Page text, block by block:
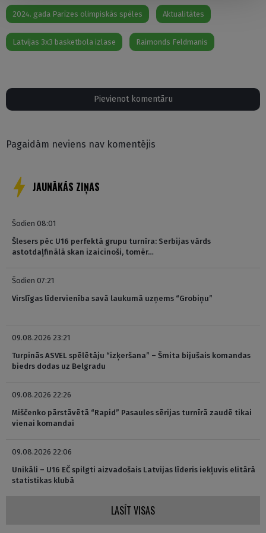
2024. gada Parīzes olimpiskās spēles Aktualitātes
Latvijas 3x3 basketbola izlase Raimonds Feldmanis
Pievienot komentāru
Pagaidām neviens nav komentējis
JAUNĀKĀS ZIŅAS
Šodien 08:01
Šlesers pēc U16 perfektā grupu turnīra: Serbijas vārds
astotdaļfinālā skan izaicinoši, tomēr…
Šodien 07:21
Virslīgas līdervienība savā laukumā uzņems “Grobiņu”
09.08.2026 23:21
Turpinās ASVEL spēlētāju “izķeršana” – Šmita bijušais komandas
biedrs dodas uz Belgradu
09.08.2026 22:26
Miščenko pārstāvētā “Rapid” Pasaules sērijas turnīrā zaudē tikai
vienai komandai
09.08.2026 22:06
Unikāli – U16 EČ spilgti aizvadošais Latvijas līderis iekļuvis elitārā
statistikas klubā
LASĪT VISAS